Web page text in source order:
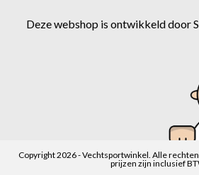
Deze webshop is ontwikkeld door
Copyright 2026 - Vechtsportwinkel. Alle
prijzen zijn inclusief